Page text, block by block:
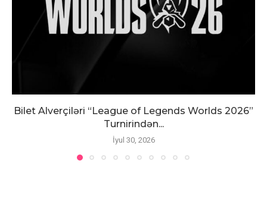
Bilet Alverçiləri “League of Legends Worlds 2026”
Turnirindən...
İyul 30, 2026